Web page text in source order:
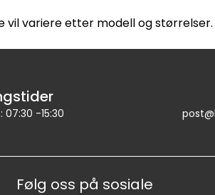
vil variere etter modell og størrelser.
07:30 -15:30
Følg oss på sosiale